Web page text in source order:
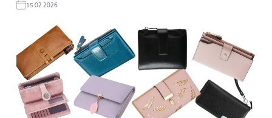
15.02.2026